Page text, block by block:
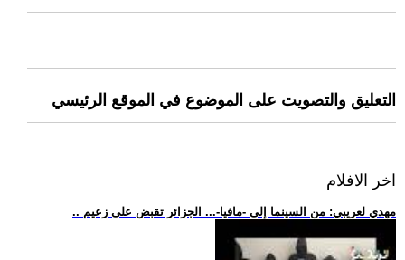
التعليق والتصويت على الموضوع في الموقع الرئيسي
اخر الافلام
.. مهدي لعريبي: من السينما إلى -مافيا-... الجزائر تقبض على زعيم